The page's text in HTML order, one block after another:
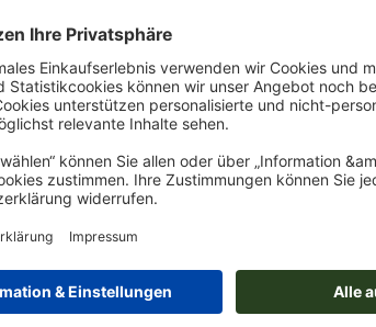
Datenformat:5 x 3 cm
Als Motivfarben sind eine bzw. zwei
Benennen Sie die Farbfelder mit der
Es sind keine Metallic- und Neonfarben
möglich. Bitte benennen Sie dafür die in
Volltonfarbe in „gold“ oder „silver“.
das Trägermaterial kann beimDruck mit